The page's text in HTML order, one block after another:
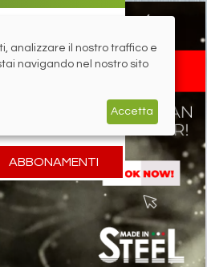
ABBONAMENTI
analizzare il nostro traffico e
navigando nel nostro sito
Accetta